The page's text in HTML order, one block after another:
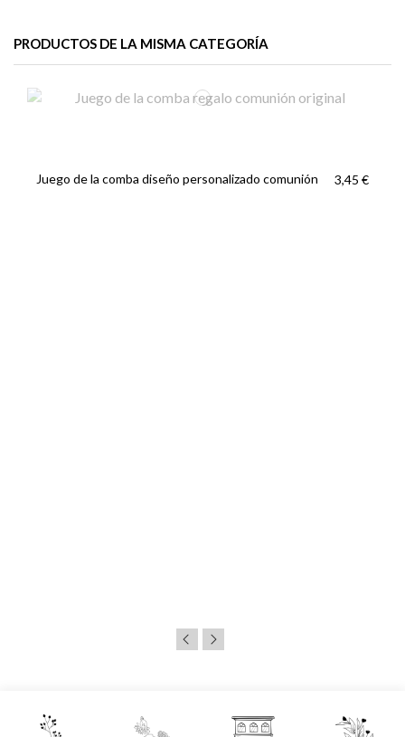
PRODUCTOS DE LA MISMA CATEGORÍA
Juego de la comba diseño personalizado comunión 3,45 €